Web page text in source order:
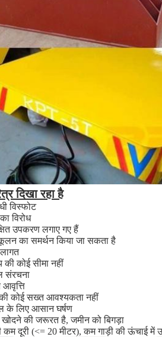
दिखा रहा है
विस्फोट
का विरोध
उपकरण लगाए गए हैं
का समर्थन किया जा सकता है
कोई सीमा नहीं
संरचना
आवृत्ति
कोई सख्त आवश्यकता नहीं
के लिए आसान घर्षण
खोदने की जरूरत है, जमीन को बिगड़ा
कम दूरी (<= 20 मीटर), कम गाड़ी की ऊंचाई